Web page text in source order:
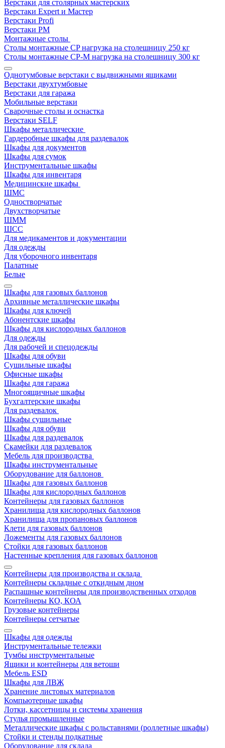
Верстаки для столярных мастерских
Верстаки Expert и Мастер
Верстаки Profi
Верстаки РМ
Монтажные столы
Столы монтажные СP нагрузка на столешницу 250 кг
Столы монтажные СР-М нагрузка на столешницу 300 кг
Однотумбовые верстаки с выдвижными ящиками
Верстаки двухтумбовые
Верстаки для гаража
Мобильные верстаки
Сварочные столы и оснастка
Верстаки SELF
Шкафы металлические
Гардеробные шкафы для раздевалок
Шкафы для документов
Шкафы для сумок
Инструментальные шкафы
Шкафы для инвентаря
Медицинские шкафы
ШМС
Одностворчатые
Двухстворчатые
ШММ
ШСС
Для медикаментов и документации
Для одежды
Для уборочного инвентаря
Палатные
Белые
Шкафы для газовых баллонов
Архивные металлические шкафы
Шкафы для ключей
Абонентские шкафы
Шкафы для кислородных баллонов
Для одежды
Для рабочей и спецодежды
Шкафы для обуви
Сушильные шкафы
Офисные шкафы
Шкафы для гаража
Многоящичные шкафы
Бухгалтерские шкафы
Для раздевалок
Шкафы сушильные
Шкафы для обуви
Шкафы для раздевалок
Скамейки для раздевалок
Мебель для производства
Шкафы инструментальные
Оборудование для баллонов
Шкафы для газовых баллонов
Шкафы для кислородных баллонов
Контейнеры для газовых баллонов
Хранилища для кислородных баллонов
Хранилища для пропановых баллонов
Клети для газовых баллонов
Ложементы для газовых баллонов
Стойки для газовых баллонов
Настенные крепления для газовых баллонов
Контейнеры для производства и склада
Контейнеры складные с откидным дном
Распашные контейнеры для производственных отходов
Контейнеры КО, КОА
Грузовые контейнеры
Контейнеры сетчатые
Шкафы для одежды
Инструментальные тележки
Тумбы инструментальные
Ящики и контейнеры для ветоши
Мебель ESD
Шкафы для ЛВЖ
Хранение листовых материалов
Компьютерные шкафы
Лотки, кассетницы и системы хранения
Стулья промышленные
Металлические шкафы с рольставнями (роллетные шкафы)
Стойки и стенды подкатные
Оборудование для склада